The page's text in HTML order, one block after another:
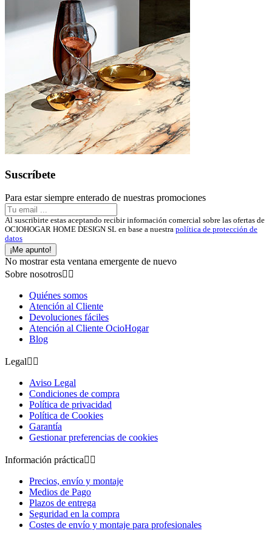
Suscríbete
Para estar siempre enterado de nuestras promociones
Al suscribirte estas aceptando recibir información comercial sobre las ofertas de
OCIOHOGAR HOME DESIGN SL en base a nuestra política de protección de
datos
¡Me apunto!
No mostrar esta ventana emergente de nuevo
Sobre nosotros 
Quiénes somos
Atención al Cliente
Devoluciones fáciles
Atención al Cliente OcioHogar
Blog
Legal 
Aviso Legal
Condiciones de compra
Política de privacidad
Política de Cookies
Garantía
Gestionar preferencias de cookies
Información práctica 
Precios, envío y montaje
Medios de Pago
Plazos de entrega
Seguridad en la compra
Costes de envío y montaje para profesionales